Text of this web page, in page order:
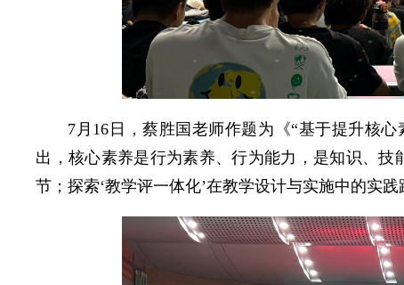
7月16日，蔡胜国老师作题为《“基于提升核
出，核心素养是行为素养、行为能力，是知识、
节；探索‘教学评一体化’在教学设计与实施中的实践